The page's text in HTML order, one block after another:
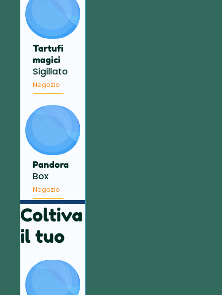
Tartufi
magici
Sigillato
Negozio
Pandora
Box
Negozio
Coltiva
il tuo